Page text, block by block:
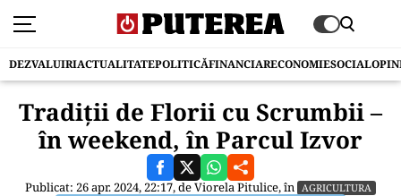
DEZVALUIRIACTUALITATEPOLITICĂFINANCIARECONOMIESOCIAL
Tradiţii de Florii cu Scrumbii –
în weekend, în Parcul Izvor
Publicat: 26 apr. 2024, 22:17, deViorela Pitulice, în AGRICULTURA